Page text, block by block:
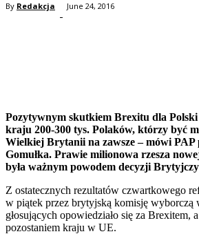
By Redakcja
-
June 24, 2016
Pozytywnym skutkiem Brexitu dla
kraju 200-300 tys. Polaków, którzy być
Wielkiej Brytanii na zawsze – mówi PAP
Gomułka. Prawie milionowa rzesza
była ważnym powodem decyzji
Z ostatecznych rezultatów czwartkowego
w piątek przez brytyjską komisję wyborczą
głosujących opowiedziało się za Brexitem,
pozostaniem kraju w UE.